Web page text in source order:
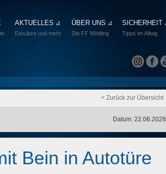
AKTUELLES
Einsätze und mehr
ÜBER UNS
Die FF Mödling
SICHERHEIT
Tipps im Alltag
< Zurück zur Übersicht
Datum: 22.06.2026
Bein in Autotüre